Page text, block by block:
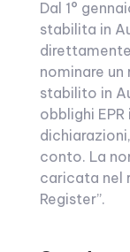
Dal 1°
stabilita in
nominare
stabilito in
obblighi
conto. La
caricata nel
Register”.